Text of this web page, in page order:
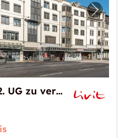
pour "Lagerfläche im 2.
Lagerfläche im 2. UG zu vermieten nahe Schaffhauserplatz